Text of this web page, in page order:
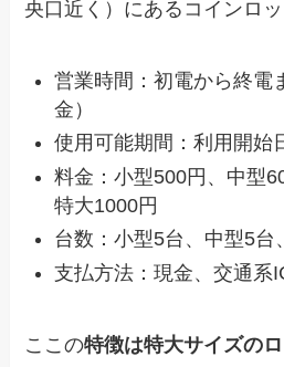
央口近く）にあるコインロッ
営業時間：初電から終電
金）
使用可能期間：利用開始
料金：小型500円、中型
特大1000円
台数：小型5台、中型5台
支払方法：現金、交通系
ここの特徴は特大サイズの